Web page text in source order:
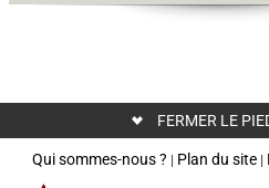
FERMER LE
Qui sommes-nous ? | Plan du site|